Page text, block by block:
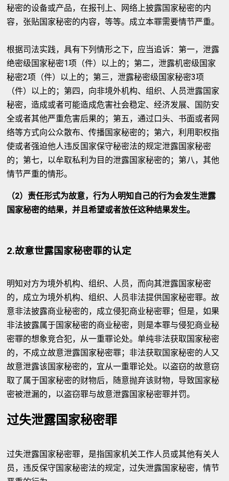
秘密的设备或产品，在报刊上、网络上披露国家秘密的内
容，张贴国家秘密的内容，等等。成立本罪需要情节严重。
根据司法实践，具有下列情形之下，应当追诉：第一，泄露
绝密级国家秘密1项（件）以上的；第二，泄露机密级国家
秘密2项（件）以上的；第三，泄露秘密级国家秘密3项
（件）以上的；第四，向非境外机构、组织、人员泄露国家
秘密，造成或者可能造成危害社会稳定、经济发展、国防安
全或者其他严重危害后果的；第五，通过口头、书面或者网
络等方式向公众散布、传播国家秘密的；第六，利用职权指
使或者强迫他人违反国家保守秘密法的规定泄露国家秘密
的；第七，以牟取私利为目的泄露国家秘密的；第八，其他
情节严重的情形。
（2）责任形式为故意，行为人明知自己的行为会发生泄露
国家秘密的结果，并且希望或者放任这种结果发生。
2.故意世露国家秘密罪的认定
明知对方为境外机构、组织、人员，而向其泄露国家秘密
的，成立为境外机构、组织、人员非法提供国家秘密罪。故
意非法披露商业秘密的，成立侵犯商业秘密罪；但是，如果
非法披露属于国家秘密的商业秘密，则是本罪与侵犯商业秘
密罪的想象竞合犯，从一重罪论处。单纯非法获取国家秘密
的，不成立故意泄露国家秘密罪；非法获取国家秘密的人又
故意泄露该国家秘密的，宜从一重罪论处。以盗窃的故意窃
取了属于国家秘密的财物后，随意抛弃该财物，导致国家秘
密被泄漏的，以盗窃罪与故意泄露国家秘密罪并罚。
过失泄露国家秘密罪
过失泄露国家秘密罪，是指国家机关工作人员或其他有关人
员，违反保守国家秘密法的规定，过失泄露国家秘密，情节